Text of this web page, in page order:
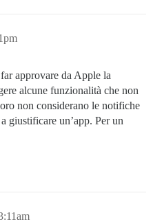
approvare da Apple la
alcune funzionalità che non
non considerano le notifiche
giustificare un’app. Per un